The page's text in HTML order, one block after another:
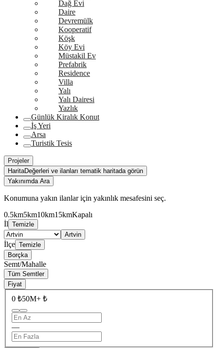
Dağ Evi
Daire
Devremülk
Kooperatif
Köşk
Köy Evi
Müstakil Ev
Prefabrik
Residence
Villa
Yalı
Yalı Dairesi
Yazlık
Günlük Kiralık Konut
İş Yeri
Arsa
Turistik Tesis
Projeler
HaritaDeğerleri ve ilanları tematik haritada görün
Yakınımda Ara
Konumuna yakın ilanlar için yakınlık mesafesini seç.
0.5km5km10km15kmKapalı
İl Temizle
Artvin
İlçe Temizle
Borçka
Semt/Mahalle
Tüm Semtler
Fiyat
0 ₺50M+ ₺
—